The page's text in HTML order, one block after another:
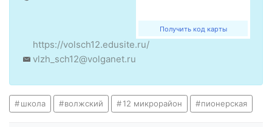
Получить код карты
https://volsch12.edusite.ru/
vlzh_sch12@volganet.ru
школа волжский 12 микрорайон пионерская